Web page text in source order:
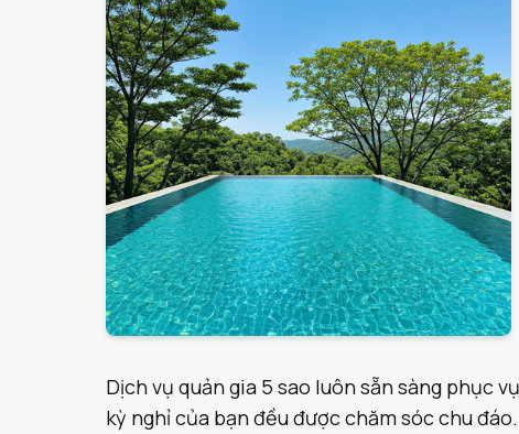
Dịch vụ quản gia 5 sao luôn sẵn sàng phục
kỳ nghỉ của bạn đều được chăm sóc chu